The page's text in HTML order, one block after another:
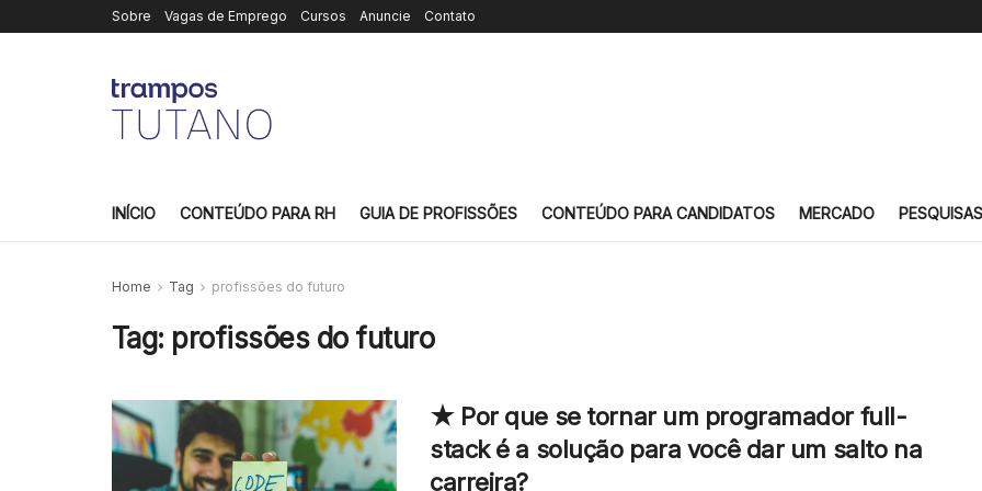
Sobre Vagas de Emprego Cursos Anuncie Contato
INÍCIO CONTEÚDO PARA RH GUIA DE PROFISSÕES CONTEÚDO PARA CANDIDATOS MERCADO PESQUISAS
Home Tag profissões do futuro
Tag: profissões do futuro
★ Por que se tornar um programador full-
stack é a solução para você dar um salto na
carreira?